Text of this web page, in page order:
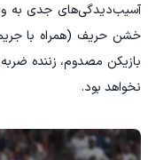
آسیب‌دیدگی‌های جدی به
خشن حریف (همراه با
بازیکن مصدوم، زننده
نخواهد بود.